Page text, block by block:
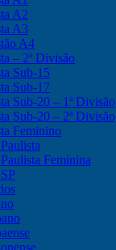
A2
A3
A4
– 2ª Divisão
Sub-15
Sub-17
Sub-20 – 1ª Divisão
Sub-20 – 2ª Divisão
Feminino
Feminina